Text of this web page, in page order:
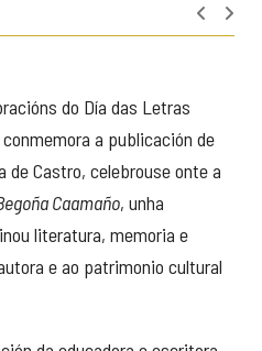
de
do Día das Letras
a publicación de
de Castro, celebrouse onte a
Caamaño, unha
literatura, memoria e
e ao patrimonio cultural